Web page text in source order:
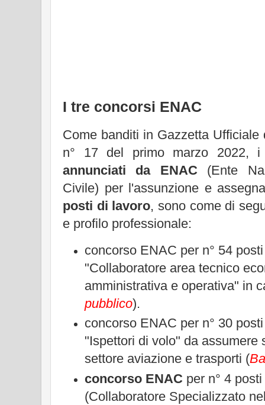
I tre concorsi ENAC
Come banditi in Gazzetta
n° 17 del primo marzo 2022,
annunciati da ENAC (Ente
Civile) per l'assunzione e
posti di lavoro, sono come di
e profilo professionale:
concorso ENAC per n° 54
"Collaboratore area tecnico
amministrativa e operativa" in
pubblico).
concorso ENAC per n° 30
"Ispettori di volo" da assumere
settore aviazione e trasporti (
concorso ENAC per n° 4
(Collaboratore Specializzato